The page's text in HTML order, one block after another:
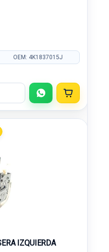
OEM: 4K1837015J
IZQUIERDA